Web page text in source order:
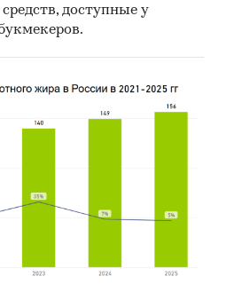
доступные у